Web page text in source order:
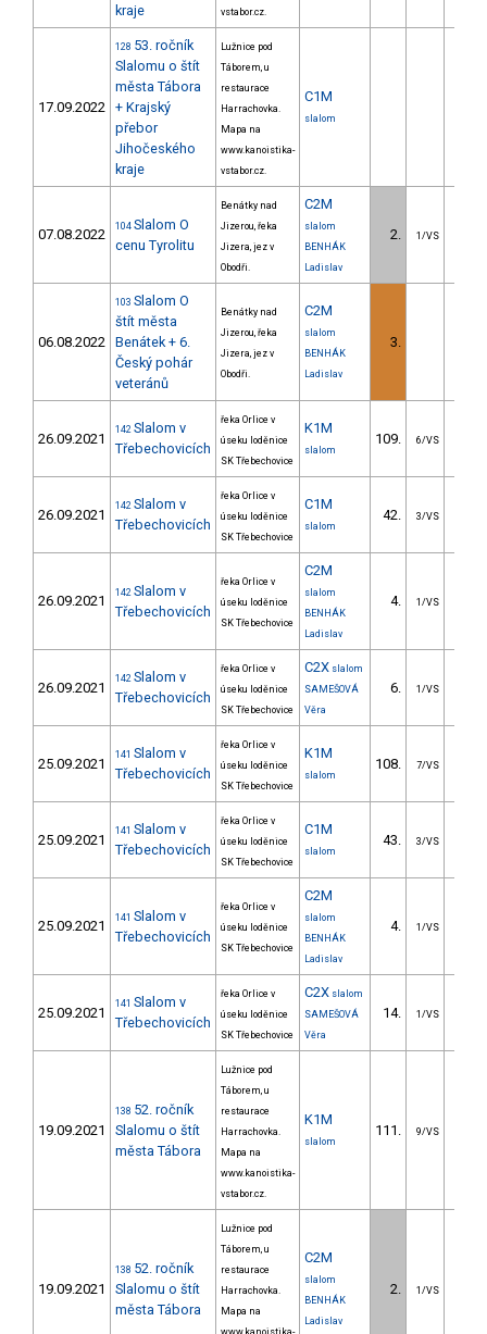
kraje
vstabor.cz.
17.09.2022
128 53. ročník
Slalomu o štít
města Tábora
+ Krajský
přebor
Jihočeského
kraje
Lužnice pod
Táborem, u
restaurace
Harrachovka.
Mapa na
www.kanoistika-
vstabor.cz.
C1M
slalom
07.08.2022 104 Slalom O
cenu Tyrolitu
Benátky nad
Jizerou, řeka
Jizera, jez v
Obodři.
C2M
slalom
BENHÁK
Ladislav
2. 1/VS
06.08.2022
103 Slalom O
štít města
Benátek + 6.
Český pohár
veteránů
Benátky nad
Jizerou, řeka
Jizera, jez v
Obodři.
C2M
slalom
BENHÁK
Ladislav
3.
26.09.2021
142 Slalom v
Třebechovicích
řeka Orlice v
úseku loděnice
SK Třebechovice
K1M
slalom
109. 6/VS
26.09.2021
142 Slalom v
Třebechovicích
řeka Orlice v
úseku loděnice
SK Třebechovice
C1M
slalom
42. 3/VS
26.09.2021 142 Slalom v
Třebechovicích
řeka Orlice v
úseku loděnice
SK Třebechovice
C2M
slalom
BENHÁK
Ladislav
4. 1/VS
26.09.2021
142 Slalom v
Třebechovicích
řeka Orlice v
úseku loděnice
SK Třebechovice
C2X slalom
SAMEŠOVÁ
Věra
6. 1/VS
25.09.2021
141 Slalom v
Třebechovicích
řeka Orlice v
úseku loděnice
SK Třebechovice
K1M
slalom
108. 7/VS
25.09.2021
141 Slalom v
Třebechovicích
řeka Orlice v
úseku loděnice
SK Třebechovice
C1M
slalom
43. 3/VS
25.09.2021 141 Slalom v
Třebechovicích
řeka Orlice v
úseku loděnice
SK Třebechovice
C2M
slalom
BENHÁK
Ladislav
4. 1/VS
25.09.2021
141 Slalom v
Třebechovicích
řeka Orlice v
úseku loděnice
SK Třebechovice
C2X slalom
SAMEŠOVÁ
Věra
14. 1/VS
19.09.2021
138 52. ročník
Slalomu o štít
města Tábora
Lužnice pod
Táborem, u
restaurace
Harrachovka.
Mapa na
www.kanoistika-
vstabor.cz.
K1M
slalom
111. 9/VS
19.09.2021
138 52. ročník
Slalomu o štít
města Tábora
Lužnice pod
Táborem, u
restaurace
Harrachovka.
Mapa na
C2M
slalom
BENHÁK
Ladislav
2. 1/VS